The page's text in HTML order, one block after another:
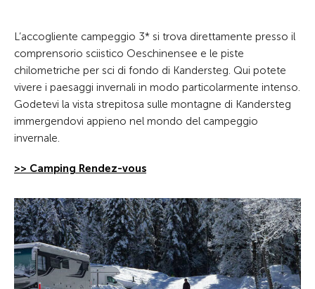
L’accogliente campeggio 3* si trova direttamente presso il
comprensorio sciistico Oeschinensee e le piste
chilometriche per sci di fondo di Kandersteg. Qui potete
vivere i paesaggi invernali in modo particolarmente intenso.
Godetevi la vista strepitosa sulle montagne di Kandersteg
immergendovi appieno nel mondo del campeggio
invernale.
>> Camping Rendez-vous